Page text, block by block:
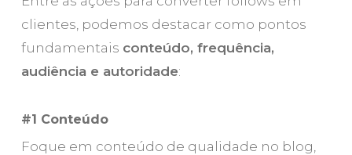
clientes, podemos destacar como pontos
fundamentais conteúdo, frequência,
audiência e autoridade:
#1 Conteúdo
Foque em conteúdo de qualidade no blog,